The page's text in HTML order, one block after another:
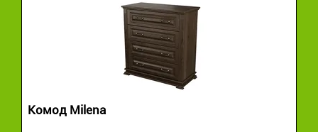
Комод Milena